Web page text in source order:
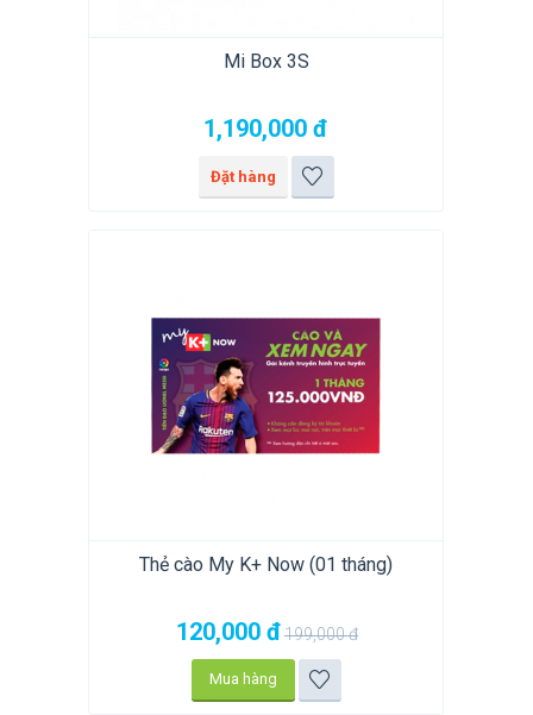
Mi Box 3S
1,190,000 đ
Đặt hàng
Thẻ cào My K+ Now (01 tháng)
120,000 đ199,000đ
Mua hàng